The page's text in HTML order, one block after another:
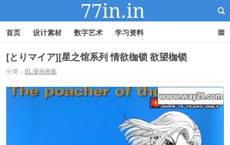
首页 设计素材 数字艺术 学习资料
[とりマイア][星之馆系列 情欲枷锁 欲望枷锁
分类： BL漫画画集